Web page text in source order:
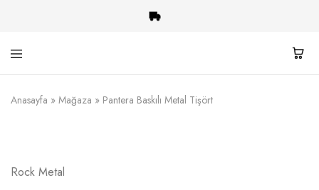
Shop
Metal
Anasayfa » Mağaza » Pantera Baskılı Metal Tişört
Rock Metal